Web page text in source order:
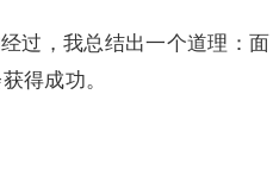
过，我总结出一个道理：面
得成功。